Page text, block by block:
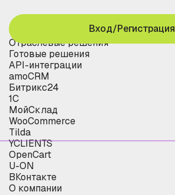
Отраслевые решения
Готовые решения
API-интеграции
amoCRM
Битрикс24
1С
МойСклад
WooCommerce
Tilda
YCLIENTS
OpenCart
U-ON
ВКонтакте
О компании
Вход/Регистрация